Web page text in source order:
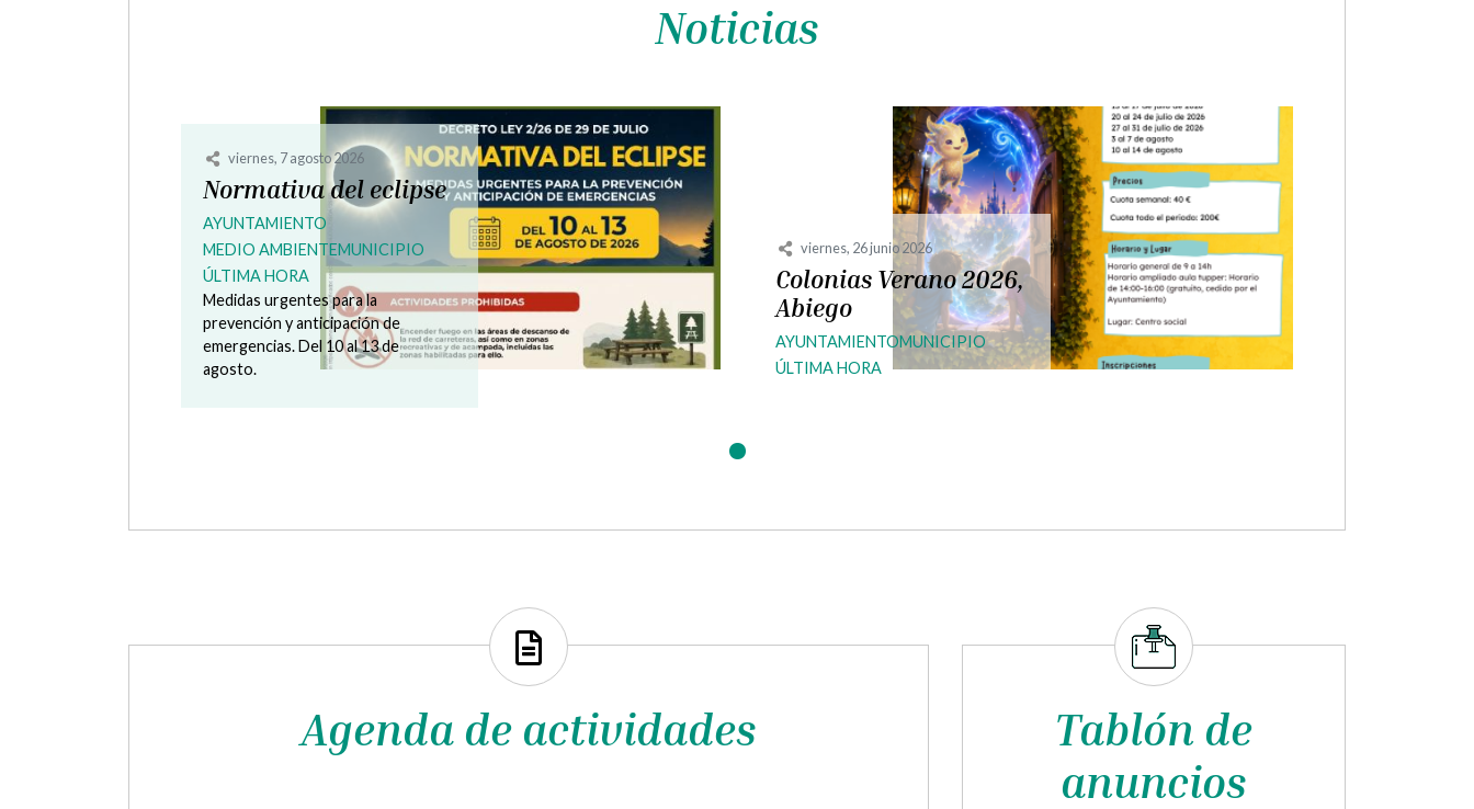
Noticias
viernes, 7 agosto 2026
Normativa del eclipse
AYUNTAMIENTO
MEDIO AMBIENTEMUNICIPIO
ÚLTIMA HORA
Medidas urgentes para la
prevención y anticipación de
emergencias. Del 10 al 13 de
agosto.
viernes, 26 junio 2026
Colonias Verano 2026,
Abiego
AYUNTAMIENTOMUNICIPIO
ÚLTIMA HORA
Agenda de actividades
Tablón de
anuncios